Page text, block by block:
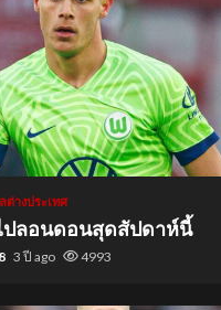
างประเทศ
ปลอนดอนสุดสัปดาห์นี้
3 ปี ago 4993